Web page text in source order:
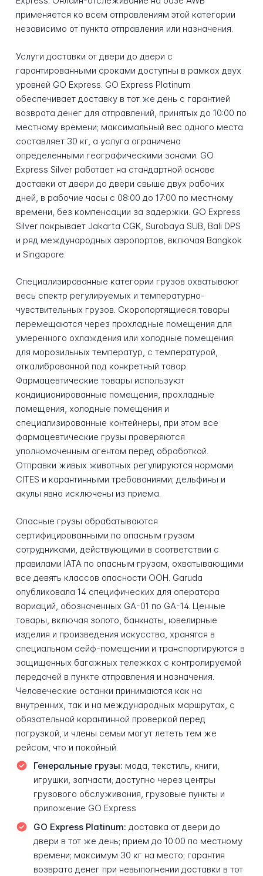
применяется ко всем отправлениям этой категории
независимо от пункта отправления или назначения.
Услуги доставки от двери до двери с
гарантированными сроками доступны в рамках двух
уровней GO Express. GO Express Platinum
обеспечивает доставку в тот же день с гарантией
возврата денег для отправлений, принятых до 10:00 по
местному времени; максимальный вес одного места
составляет 30 кг, а услуга ограничена
определенными географическими зонами. GO
Express Silver работает на стандартной основе
доставки от двери до двери свыше двух рабочих
дней, в рабочие часы с 08:00 до 17:00 по местному
времени, без компенсации за задержки. GO Express
Silver покрывает Jakarta CGK, Surabaya SUB, Bali DPS
и ряд международных аэропортов, включая Bangkok
и Singapore.
Специализированные категории грузов охватывают
весь спектр регулируемых и температурно-
чувствительных грузов. Скоропортящиеся товары
перемещаются через прохладные помещения для
умеренного охлаждения или холодные помещения
для морозильных температур, с температурой,
откалиброванной под конкретный товар.
Фармацевтические товары используют
кондиционированные помещения, прохладные
помещения, холодные помещения и
специализированные контейнеры, при этом все
фармацевтические грузы проверяются
уполномоченным агентом перед обработкой.
Отправки живых животных регулируются нормами
CITES и карантинными требованиями; дельфины и
акулы явно исключены из приема.
Опасные грузы обрабатываются
сертифицированными по опасным грузам
сотрудниками, действующими в соответствии с
правилами IATA по опасным грузам, охватывающими
все девять классов опасности ООН. Garuda
опубликовала 14 специфических для оператора
вариаций, обозначенных GA-01 по GA-14. Ценные
товары, включая золото, банкноты, ювелирные
изделия и произведения искусства, хранятся в
специальном сейф-помещении и транспортируются в
защищенных багажных тележках с контролируемой
передачей в пункте отправления и назначения.
Человеческие останки принимаются как на
внутренних, так и на международных маршрутах, с
обязательной карантинной проверкой перед
погрузкой, и члены семьи могут лететь тем же
рейсом, что и покойный.
Генеральные грузы: мода, текстиль, книги,
игрушки, запчасти; доступно через центры
грузового обслуживания, грузовые пункты и
приложение GO Express
GO Express Platinum: доставка от двери до
двери в тот же день; прием до 10:00 по местному
времени; максимум 30 кг на место; гарантия
возврата денег при невыполнении доставки в тот